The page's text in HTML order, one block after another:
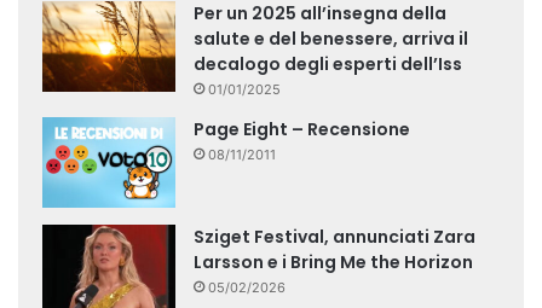
Per un 2025 all’insegna della
salute e del benessere, arriva il
decalogo degli esperti dell’Iss
01/01/2025
Page Eight – Recensione
08/11/2011
Sziget Festival, annunciati Zara
Larsson e i Bring Me the Horizon
05/02/2026